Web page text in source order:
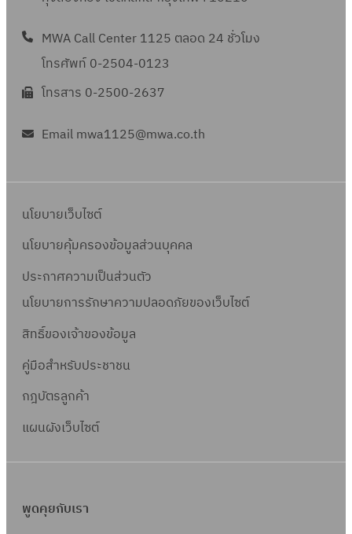
MWA Call Center 1125 ตลอด 24 ชั่วโมง
โทรศัพท์ 0-2504-0123
โทรสาร 0-2500-2637
Email mwa1125@mwa.co.th
นโยบายเว็บไซต์
นโยบายคุ้มครองข้อมูลส่วนบุคคล
ประกาศความเป็นส่วนตัว
นโยบายการรักษาความปลอดภัยของเว็บไซต์
สิทธิ์ของเจ้าของข้อมูล
คู่มือสำหรับประชาชน
กฎบัตรลูกค้า
แผนผังเว็บไซต์
พูดคุยกับเรา